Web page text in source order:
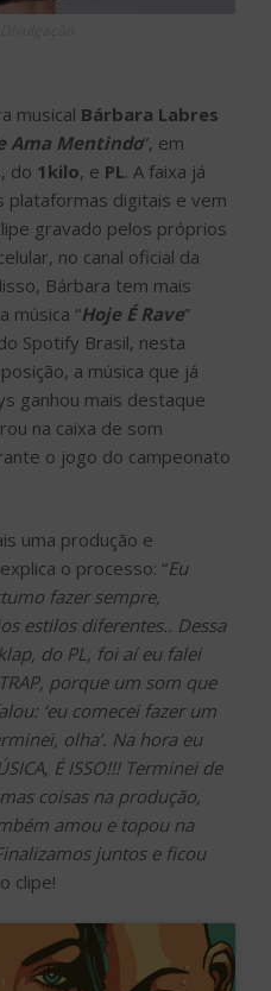
musical Bárbara Labres
Ama Mentindo“, em
, do 1kilo, e PL. A faixa já
plataformas digitais e vem
gravado pelos próprios
no canal oficial da
Bárbara tem mais
música “Hoje É Rave”
Spotify Brasil, nesta
a música que já
ganhou mais destaque
na caixa de som
o jogo do campeonato
uma produção e
o processo: “Eu
fazer sempre,
estilos diferentes.. Dessa
do PL, foi aí eu falei
porque um som que
‘eu comecei fazer um
olha’. Na hora eu
É ISSO!!! Terminei de
coisas na produção,
amou e topou na
juntos e ficou
clipe!